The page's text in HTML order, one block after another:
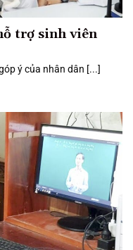
trợ sinh viên
ý của nhân dân [...]